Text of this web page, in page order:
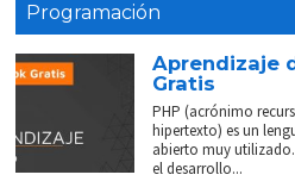
Programación
Aprendizaje
Gratis
PHP (acrónimo
hipertexto) es un
abierto muy
el desarrollo...